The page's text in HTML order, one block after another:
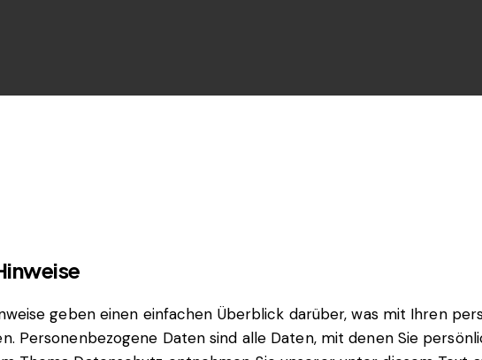
geben einen einfachen Überblick darüber, was mit Ihren
Personenbezogene Daten sind alle Daten, mit denen Sie